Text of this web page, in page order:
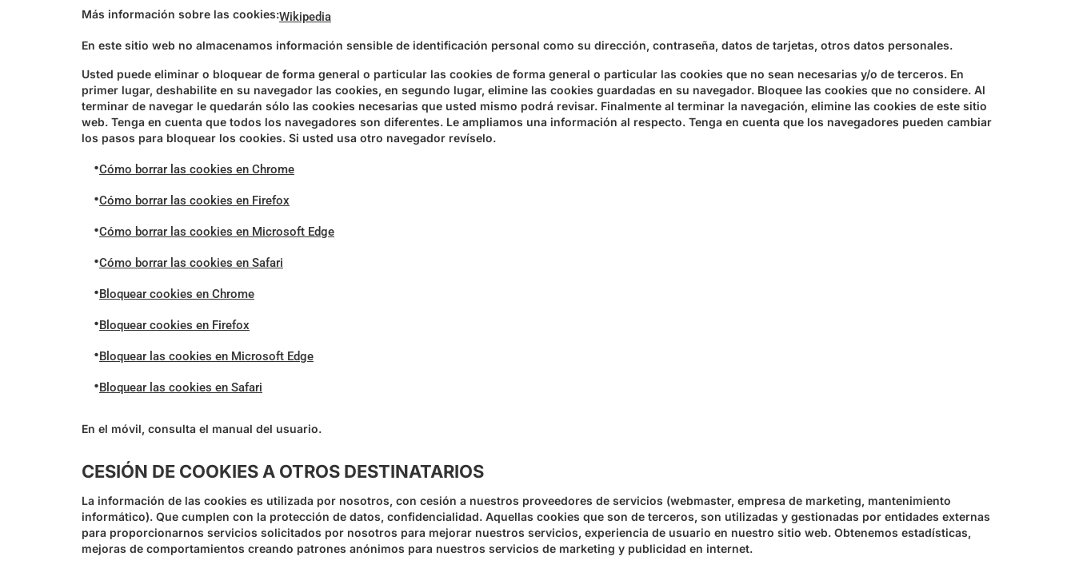
Más información sobre las cookies:Wikipedia
En este sitio web no almacenamos información sensible de identificación personal como su dirección, contraseña, datos de tarjetas, otros datos personales.
Usted puede eliminar o bloquear de forma general o particular las cookies de forma general o particular las cookies que no sean necesarias y/o de terceros. En
primer lugar, deshabilite en su navegador las cookies, en segundo lugar, elimine las cookies guardadas en su navegador. Bloquee las cookies que no considere. Al
terminar de navegar le quedarán sólo las cookies necesarias que usted mismo podrá revisar. Finalmente al terminar la navegación, elimine las cookies de este sitio
web. Tenga en cuenta que todos los navegadores son diferentes. Le ampliamos una información al respecto. Tenga en cuenta que los navegadores pueden cambiar
los pasos para bloquear los cookies. Si usted usa otro navegador revíselo.
•Cómo borrar las cookies en Chrome
•Cómo borrar las cookies en Firefox
•Cómo borrar las cookies en Microsoft Edge
•Cómo borrar las cookies en Safari
•Bloquear cookies en Chrome
•Bloquear cookies en Firefox
•Bloquear las cookies en Microsoft Edge
•Bloquear las cookies en Safari
En el móvil, consulta el manual del usuario.
CESIÓN DE COOKIES A OTROS DESTINATARIOS
La información de las cookies es utilizada por nosotros, con cesión a nuestros proveedores de servicios (webmaster, empresa de marketing, mantenimiento
informático). Que cumplen con la protección de datos, confidencialidad. Aquellas cookies que son de terceros, son utilizadas y gestionadas por entidades externas
para proporcionarnos servicios solicitados por nosotros para mejorar nuestros servicios, experiencia de usuario en nuestro sitio web. Obtenemos estadísticas,
mejoras de comportamientos creando patrones anónimos para nuestros servicios de marketing y publicidad en internet.